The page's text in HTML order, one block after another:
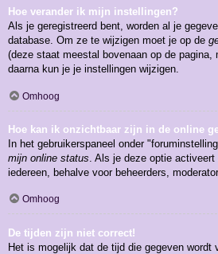
Hoe verander ik mijn instellingen?
Als je geregistreerd bent, worden al je
database. Om ze te wijzigen moet je op de
(deze staat meestal bovenaan op de pagina,
daarna kun je je instellingen wijzigen.
Omhoog
Hoe kan ik onzichtbaar zijn in de online
In het gebruikerspaneel onder
mijn online status . Als je deze optie
iedereen, behalve voor beheerders,
Omhoog
De tijden zijn niet correct!
Het is mogelijk dat de tijd die gegeven wordt